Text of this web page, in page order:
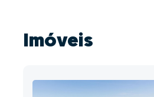
Imóveis